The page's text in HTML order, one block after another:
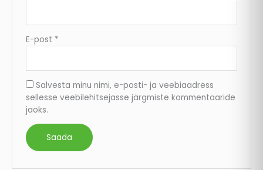
E-post *
Salvesta minu nimi, e-posti- ja veebiaadress
sellesse veebilehitsejasse järgmiste kommentaaride
jaoks.